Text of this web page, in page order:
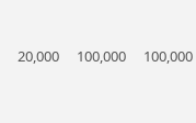
100,000
100,000
120,000